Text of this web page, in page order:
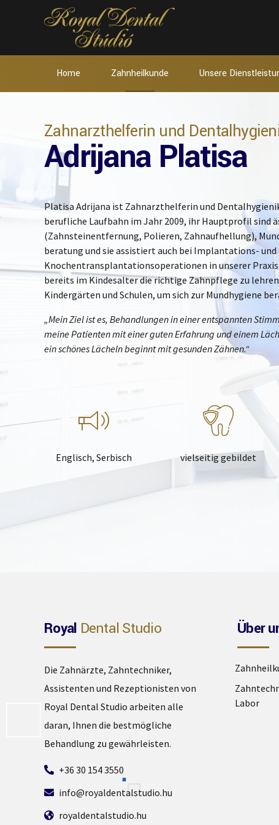
Home Zahnheilkunde Unsere
Zahnarzthelferin und
Adrijana Platisa
Platisa Adrijana ist Zahnarzthelferin und
berufliche Laufbahn im Jahr 2009, ihr Hauptprofil sind
(Zahnsteinentfernung, Polieren, Zahnaufhellung),
beratung und sie assistiert auch bei Implantations- und
Knochentransplantationsoperationen in unserer
bereits im Kindesalter die richtige Zahnpflege zu
Kindergärten und Schulen, um sich zur Mundhygiene
„Mein Ziel ist es, Behandlungen in einer entspannten
meine Patienten mit einer guten Erfahrung und einem
ein schönes Lächeln beginnt mit gesunden Zähnen.“
Englisch, Serbisch vielseitig gebildet
Royal Dental Studio
Die Zahnärzte, Zahntechniker,
Assistenten und Rezeptionisten von
Royal Dental Studio arbeiten alle
daran, Ihnen die bestmögliche
Behandlung zu gewährleisten.
+36 30 154 3550
info@royaldentalstudio.hu
royaldentalstudio.hu
Über
Labor